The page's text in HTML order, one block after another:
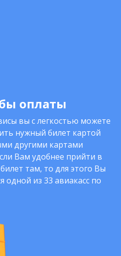
оплаты
вы с легкостью можете
нужный билет картой
другими картами
Вам удобнее прийти в
там, то для этого Вы
одной из 33 авиакасс по